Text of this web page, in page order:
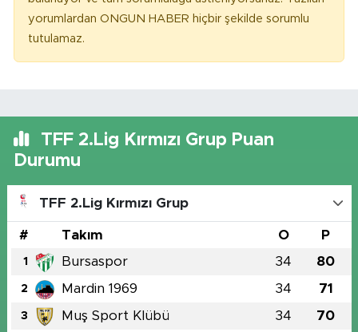
yorumlardan ONGUN HABER hiçbir şekilde sorumlu
tutulamaz.
TFF 2.Lig Kırmızı Grup Puan
Durumu
TFF 2.Lig Kırmızı Grup
# Takım O P
1 Bursaspor 34 80
2 Mardin 1969 34 71
3 Muş Sport Klübü 34 70